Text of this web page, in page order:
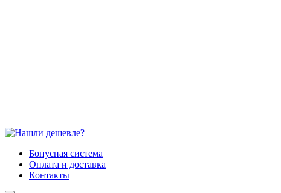
Бонусная система
Оплата и доставка
Контакты